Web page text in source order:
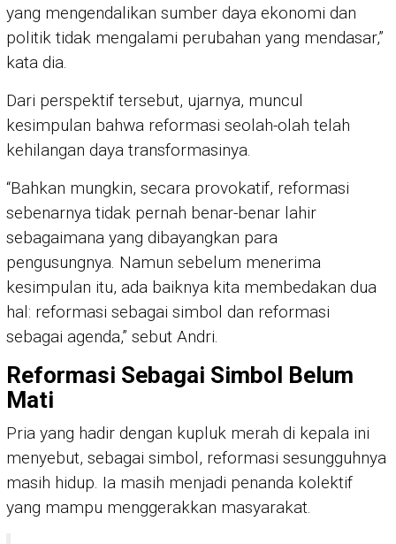
yang mengendalikan sumber daya ekonomi dan
politik tidak mengalami perubahan yang mendasar,”
kata dia.
Dari perspektif tersebut, ujarnya, muncul
kesimpulan bahwa reformasi seolah-olah telah
kehilangan daya transformasinya.
“Bahkan mungkin, secara provokatif, reformasi
sebenarnya tidak pernah benar-benar lahir
sebagaimana yang dibayangkan para
pengusungnya. Namun sebelum menerima
kesimpulan itu, ada baiknya kita membedakan dua
hal: reformasi sebagai simbol dan reformasi
sebagai agenda,” sebut Andri.
Reformasi Sebagai Simbol Belum
Mati
Pria yang hadir dengan kupluk merah di kepala ini
menyebut, sebagai simbol, reformasi sesungguhnya
masih hidup. Ia masih menjadi penanda kolektif
yang mampu menggerakkan masyarakat.